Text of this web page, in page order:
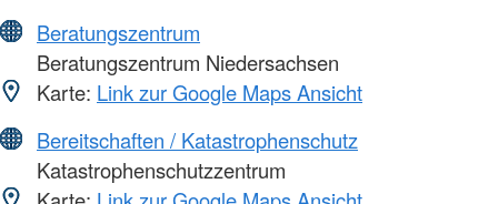
Beratungszentrum
Beratungszentrum Niedersachsen
Karte: Link zur Google Maps Ansicht
Bereitschaften / Katastrophenschutz
Katastrophenschutzzentrum